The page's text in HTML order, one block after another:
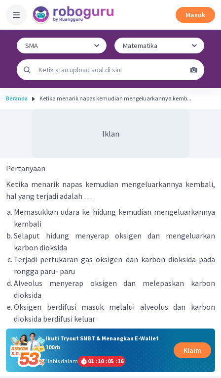
Masuk
Beranda Ketika menarik napas kemudian mengeluarkannya kemb...
Iklan
Pertanyaan
Ketika menarik napas kemudian mengeluarkannya kembali,
hal yang terjadi adalah …
Memasukkan udara ke hidung kemudian mengeluarkannya
kembali
Selaput hidung menyerap oksigen dan mengeluarkan
karbon dioksida
Terjadi pertukaran gas oksigen dan karbon dioksida pada
rongga paru- paru
Alveolus menyerap oksigen dan melepaskan karbon
dioksida
Oksigen berdifusi masuk melalui alveolus dan karbon
dioksida berdifusi keluar
Ikuti Tryout SNBT & Menangkan E-Wallet
100rb
Habis dalam
01 :10 :05 :16
Klaim